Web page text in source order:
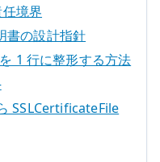
境界
書の設計指針
1 行に整形する方法
SSLCertificateFile